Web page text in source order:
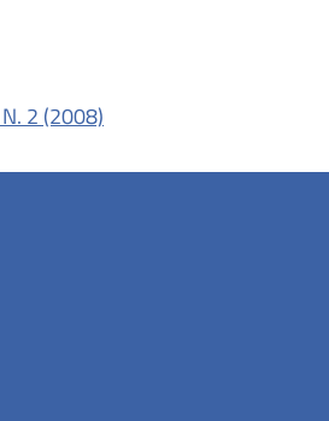
2 (2008)